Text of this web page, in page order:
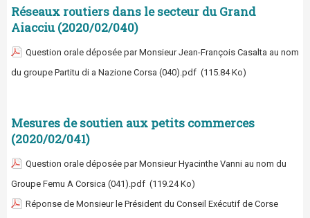
Réseaux routiers dans le secteur du Grand
Aiacciu (2020/02/040)
Question orale déposée par Monsieur Jean-François Casalta au nom
du groupe Partitu di a Nazione Corsa (040).pdf (115.84 Ko)
Mesures de soutien aux petits commerces
(2020/02/041)
Question orale déposée par Monsieur Hyacinthe Vanni au nom du
Groupe Femu A Corsica (041).pdf (119.24 Ko)
Réponse de Monsieur le Président du Conseil Exécutif de Corse